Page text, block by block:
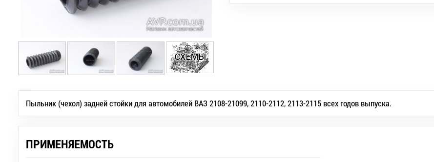
Пыльник (чехол) задней стойки для автомобилей ВАЗ 2108-21099, 2110-2112, 2113-2115 всех годов выпуска.
ПРИМЕНЯЕМОСТЬ